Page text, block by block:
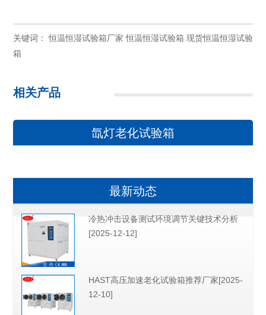
关键词：恒温恒湿试验箱厂家 恒温恒湿试验箱 现货恒温恒湿试验
箱
相关产品
氙灯老化试验箱
最新动态
冷热冲击设备测试环境调节关键技术分析
[2025-12-12]
HAST高压加速老化试验箱推荐厂家[2025-
12-10]